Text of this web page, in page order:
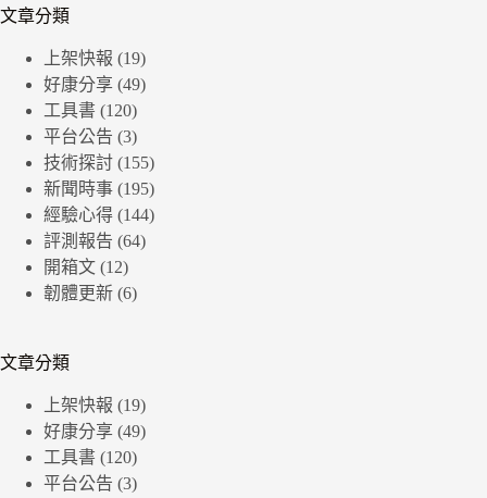
文章分類
上架快報 (19)
好康分享 (49)
工具書 (120)
平台公告 (3)
技術探討 (155)
新聞時事 (195)
經驗心得 (144)
評測報告 (64)
開箱文 (12)
韌體更新 (6)
文章分類
上架快報 (19)
好康分享 (49)
工具書 (120)
平台公告 (3)